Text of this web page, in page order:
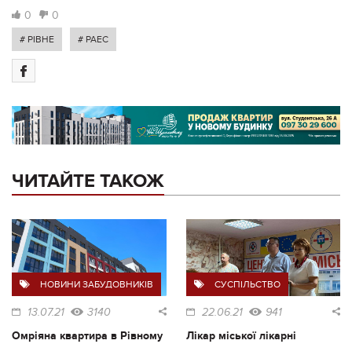
0 0
# РІВНЕ # РАЕС
ЧИТАЙТЕ ТАКОЖ
НОВИНИ ЗАБУДОВНИКІВ
13.07.21 3140
Омріяна квартира в Рівному
СУСПІЛЬСТВО
22.06.21 941
Лікар міської лікарні